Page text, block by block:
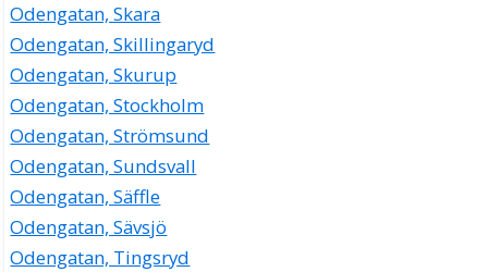
Odengatan, Skara
Odengatan, Skillingaryd
Odengatan, Skurup
Odengatan, Stockholm
Odengatan, Strömsund
Odengatan, Sundsvall
Odengatan, Säffle
Odengatan, Sävsjö
Odengatan, Tingsryd